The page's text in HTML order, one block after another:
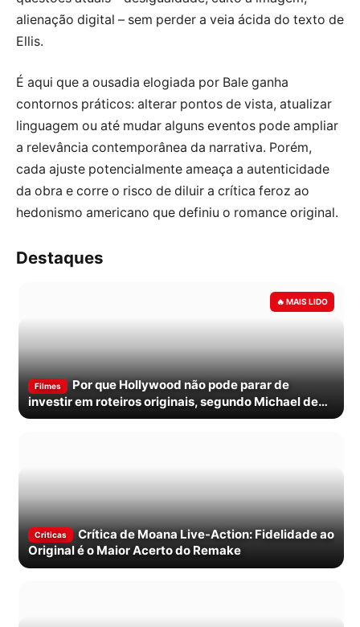
alienação digital – sem perder a veia ácida do texto de
Ellis.
É aqui que a ousadia elogiada por Bale ganha
contornos práticos: alterar pontos de vista, atualizar
linguagem ou até mudar alguns eventos pode ampliar
a relevância contemporânea da narrativa. Porém,
cada ajuste potencialmente ameaça a autenticidade
da obra e corre o risco de diluir a crítica feroz ao
hedonismo americano que definiu o romance original.
Destaques
Filmes
Por que Hollywood não pode parar de
investir em roteiros originais, segundo Michael de
Luca
Criticas
Crítica de Moana Live-Action: Fidelidade ao
Original é o Maior Acerto do Remake